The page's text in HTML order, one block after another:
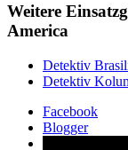
Weitere
America
Detektiv
Detektiv
Facebook
Blogger